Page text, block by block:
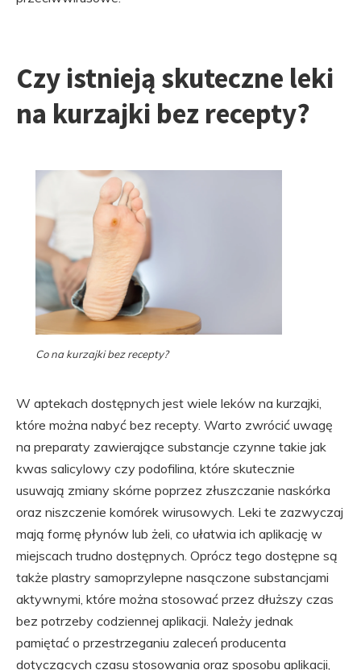
Czy istnieją skuteczne leki
na kurzajki bez recepty?
Co na kurzajki bez recepty?
W aptekach dostępnych jest wiele leków na kurzajki,
które można nabyć bez recepty. Warto zwrócić uwagę
na preparaty zawierające substancje czynne takie jak
kwas salicylowy czy podofilina, które skutecznie
usuwają zmiany skórne poprzez złuszczanie naskórka
oraz niszczenie komórek wirusowych. Leki te zazwyczaj
mają formę płynów lub żeli, co ułatwia ich aplikację w
miejscach trudno dostępnych. Oprócz tego dostępne są
także plastry samoprzylepne nasączone substancjami
aktywnymi, które można stosować przez dłuższy czas
bez potrzeby codziennej aplikacji. Należy jednak
pamiętać o przestrzeganiu zaleceń producenta
dotyczących czasu stosowania oraz sposobu aplikacji,